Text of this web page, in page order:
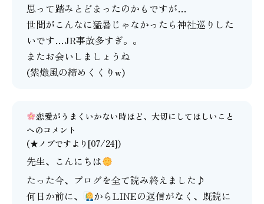
思って踏みとどまったのかもですが…
世間がこんなに猛暑じゃなかったら神社巡りした
いです…JR事故多すぎ。。
またお会いしましょうね
(紫熾風の締めくくりw)
恋愛がうまくいかない時ほど、大切にしてほしいこと
へのコメント
(★ノブですより[07/24])
先生、こんにちは
たった今、ブログを全て読み終えました♪
何日か前に、
からLINEの返信がなく、既読に